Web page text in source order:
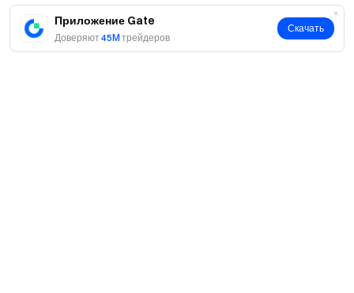
Приложение Gate
Доверяют45M трейдеров
Скачать